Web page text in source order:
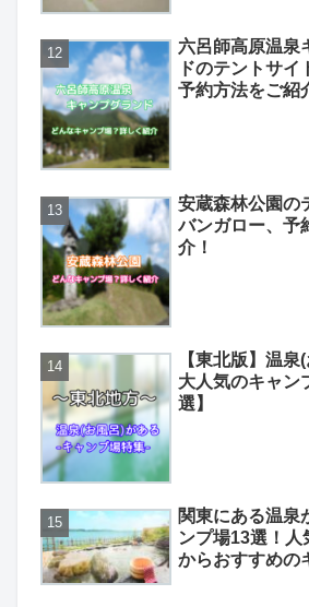
六呂師高原温泉
ドのテントサイ
予約方法をご紹
安蔵森林公園の
バンガロー、予
介！
【東北版】温
大人気のキャン
選】
関東にある温泉
ンプ場13選！
からおすすめの